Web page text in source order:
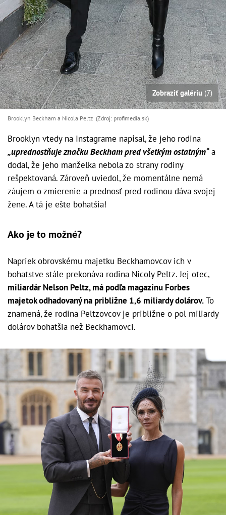
Zobraziť galériu (7)
Brooklyn Beckham a Nicola Peltz (Zdroj: profimedia.sk)
Brooklyn vtedy na Instagrame napísal, že jeho rodina
„uprednostňuje značku Beckham pred všetkým ostatným“a
dodal, že jeho manželka nebola zo strany rodiny
rešpektovaná. Zároveň uviedol, že momentálne nemá
záujem o zmierenie a prednosť pred rodinou dáva svojej
žene. A tá je ešte bohatšia!
Ako je to možné?
Napriek obrovskému majetku Beckhamovcov ich v
bohatstve stále prekonáva rodina Nicoly Peltz. Jej otec,
miliardár Nelson Peltz, má podľa magazínu Forbes
majetok odhadovaný na približne 1,6 miliardy dolárov.To
znamená, že rodina Peltzovcov je približne o pol miliardy
dolárov bohatšia než Beckhamovci.